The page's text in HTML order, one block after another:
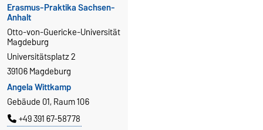
Erasmus-Praktika Sachsen-
Anhalt
Otto-von-Guericke-Universität
Magdeburg
Universitätsplatz 2
39106 Magdeburg
Angela Wittkamp
Gebäude 01, Raum 106
+49 391 67-58778